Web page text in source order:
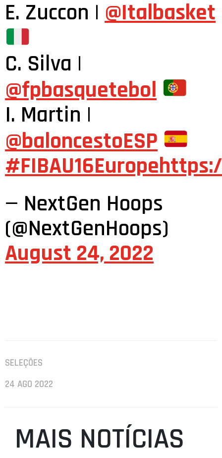
E. Zuccon |@Italbasket
C. Silva |
@fpbasquetebol
I. Martin |
@baloncestoESP
#FIBAU16Europe
— NextGen Hoops
(@NextGenHoops)
August 24, 2022
SELEÇÕES
24 AGO 2022
MAIS NOTÍCIAS